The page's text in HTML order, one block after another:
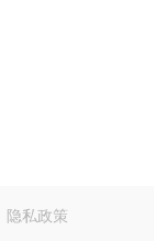
隐私政策